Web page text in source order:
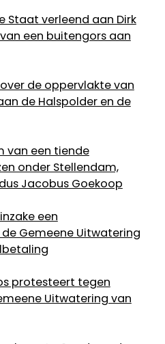
Staat verleend aan Dirk
een buitengors aan
de oppervlakte van
de Halspolder en de
van een tiende
onder Stellendam,
Jacobus Goekoop
een
Gemeene Uitwatering
protesteert tegen
Uitwatering van